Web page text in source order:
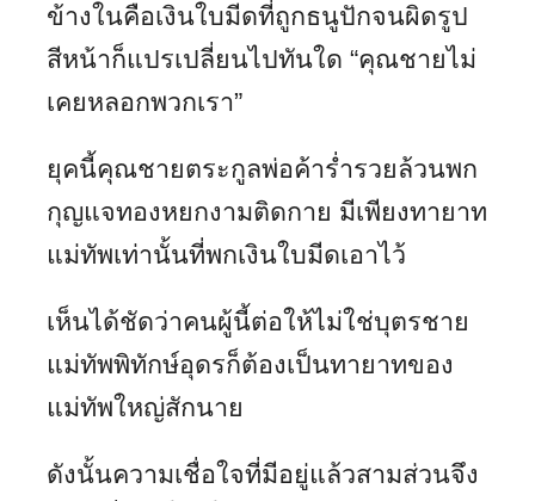
ข้างในคือเงินใบมีดที่ถูกธนูปักจนผิดรูป
สีหน้าก็แปรเปลี่ยนไปทันใด “คุณชายไม่
เคยหลอกพวกเรา”
ยุคนี้คุณชายตระกูลพ่อค้าร่ำรวยล้วนพก
กุญแจทองหยกงามติดกาย มีเพียงทายาท
แม่ทัพเท่านั้นที่พกเงินใบมีดเอาไว้
เห็นได้ชัดว่าคนผู้นี้ต่อให้ไม่ใช่บุตรชาย
แม่ทัพพิทักษ์อุดรก็ต้องเป็นทายาทของ
แม่ทัพใหญ่สักนาย
ดังนั้นความเชื่อใจที่มีอยู่แล้วสามส่วนจึง